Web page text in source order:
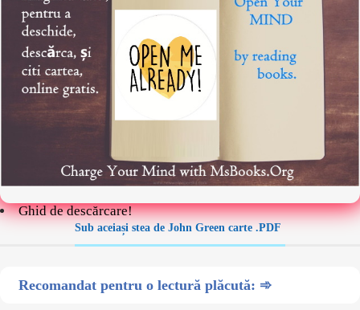
Ghid de descărcare!
Sub aceiași stea de John Green carte .PDF
Recomandat pentru o lectură plăcută: ➾